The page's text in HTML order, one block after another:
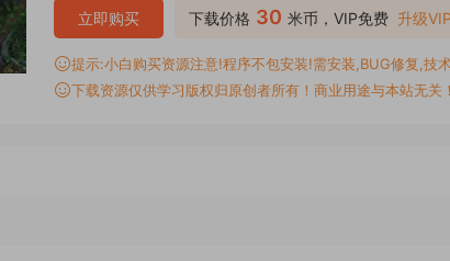
下载价格 30 米币，VIP免费 升级VIP
立即购买
提示:小白购买资源注意!程序不包安装!需安装,BUG修复,技
下载资源仅供学习版权归原创者所有！商业用途与本站无关